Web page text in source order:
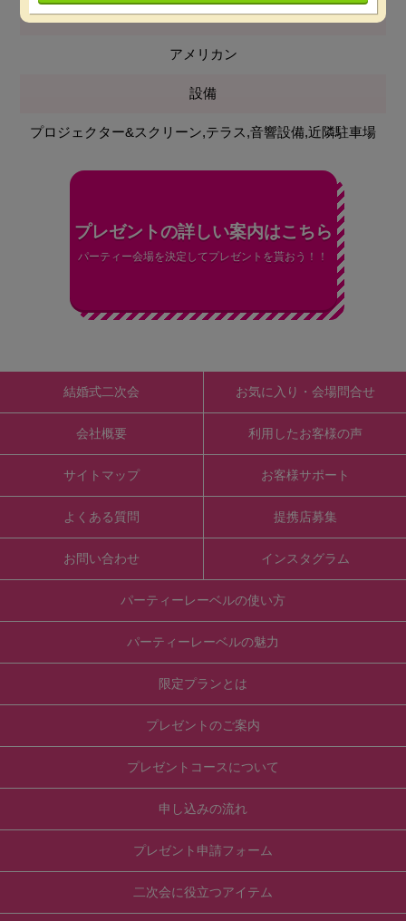
料理
アメリカン
設備
プロジェクター&スクリーン,テラス,音響設備,近隣駐車場
プレゼントの詳しい案内はこちら
パーティー会場を決定してプレゼントを貰おう！！
結婚式二次会
会社概要
サイトマップ
よくある質問
お問い合わせ
お気に入り・会場問合せ
利用したお客様の声
お客様サポート
提携店募集
インスタグラム
パーティーレーベルの使い方
パーティーレーベルの魅力
限定プランとは
プレゼントのご案内
プレゼントコースについて
申し込みの流れ
プレゼント申請フォーム
二次会に役立つアイテム